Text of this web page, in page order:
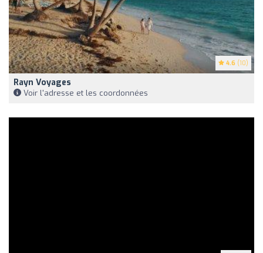
4.6 (10)
Rayn Voyages
Voir l'adresse et les coordonnées